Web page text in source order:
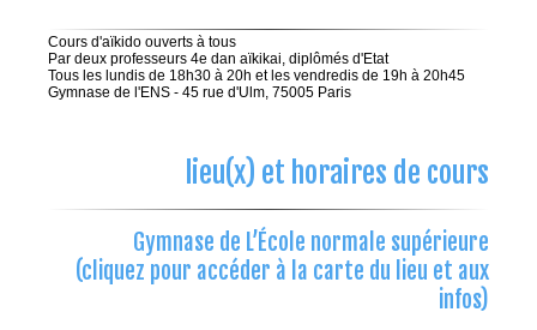
Cours d'aïkido ouverts à tous
Par deux professeurs 4e dan aïkikai, diplômés d'Etat
Tous les lundis de 18h30 à 20h et les vendredis de 19h à 20h45
Gymnase de l'ENS - 45 rue d'Ulm, 75005 Paris
lieu(x) et horaires de cours
Gymnase de L’École normale supérieure
(cliquez pour accéder à la carte du lieu et aux
infos)